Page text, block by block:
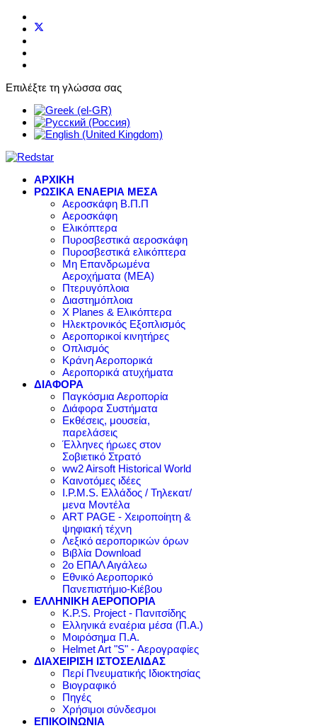
Επιλέξτε τη γλώσσα σας
ΑΡΧΙΚΗ
ΡΩΣΙΚΑ ΕΝΑΕΡΙΑ ΜΕΣΑ
Αεροσκάφη Β.Π.Π
Αεροσκάφη
Ελικόπτερα
Πυροσβεστικά αεροσκάφη
Πυροσβεστικά ελικόπτερα
Μη Επανδρωμένα
Αεροχήματα (ΜΕΑ)
Πτερυγόπλοια
Διαστημόπλοια
X Planes & Ελικόπτερα
Ηλεκτρονικός Εξοπλισμός
Αεροπορικοί κινητήρες
Οπλισμός
Κράνη Αεροπορικά
Αεροπορικά ατυχήματα
ΔΙΑΦΟΡΑ
Παγκόσμια Αεροπορία
Διάφορα Συστήματα
Εκθέσεις, μουσεία,
παρελάσεις
Έλληνες ήρωες στον
Σοβιετικό Στρατό
ww2 Airsoft Historical World
Καινοτόμες ιδέες
I.P.M.S. Ελλάδος / Τηλεκατ/
μενα Μοντέλα
ART PAGE - Χειροποίητη &
ψηφιακή τέχνη
Λεξικό αεροπορικών όρων
Βιβλία Download
2ο ΕΠΑΛ Αιγάλεω
Εθνικό Αεροπορικό
Πανεπιστήμιο-Κιέβου
ΕΛΛΗΝΙΚΗ ΑΕΡΟΠΟΡΙΑ
K.P.S. Project - Πανιτσίδης
Ελληνικά εναέρια μέσα (Π.Α.)
Μοιρόσημα Π.Α.
Helmet Art "S" - Αερογραφίες
ΔΙΑΧΕΙΡΙΣΗ ΙΣΤΟΣΕΛΙΔΑΣ
Περί Πνευματικής Ιδιοκτησίας
Βιογραφικό
Πηγές
Χρήσιμοι σύνδεσμοι
ΕΠΙΚΟΙΝΩΝΙΑ